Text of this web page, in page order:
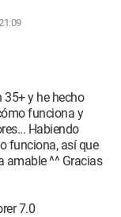
35+ y he hecho
funciona y
Habiendo
funciona, así que
amable ^^ Gracias
7.0